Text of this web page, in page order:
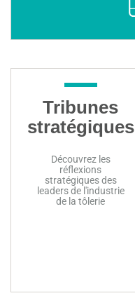
Tribunes
stratégiques
Découvrez les
réflexions
stratégiques des
leaders de l'industrie
de la tôlerie